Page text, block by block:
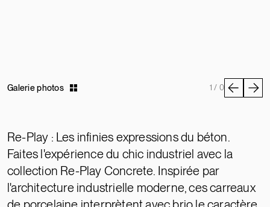
Galerie photos 1 / 0
Re-Play : Les infinies expressions du béton.
Faites l'expérience du chic industriel avec la
collection Re-Play Concrete. Inspirée par
l'architecture industrielle moderne, ces carreaux